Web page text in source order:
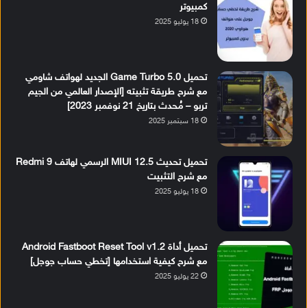
كمبيوتر
18 يوليو 2025
تحميل Game Turbo 5.0 الجديد لهواتف شاومي
مع شرح طريقة تثبيته [الإصدار العالمي من الجيم
تربو – مُحدث بتاريخ 21 نوفمبر 2023]
18 سبتمبر 2025
تحميل تحديث MIUI 12.5 الرسمي لهاتف Redmi 9
مع شرح التثبيت
18 يوليو 2025
تحميل أداة Android Fastboot Reset Tool v1.2
مع شرح كيفية استخدامها [تخطي حساب جوجل]
22 يوليو 2025